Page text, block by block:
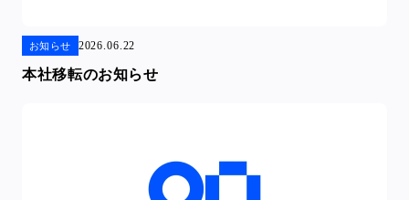
お知らせ 2026.06.22
本社移転のお知らせ